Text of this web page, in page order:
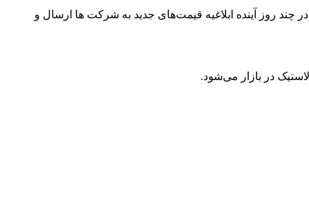
چند روز آینده ابلاغیه قیمت‌های جدید به شرکت ها ارسال و
در بازار می‌شود.